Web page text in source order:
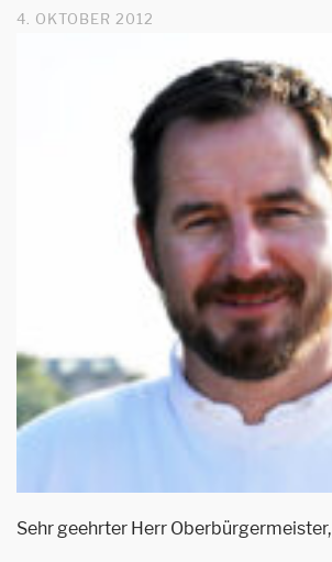
4. OKTOBER 2012
Sehr geehrter Herr Oberbürgermeister,